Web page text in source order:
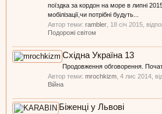
поїздка за кордон на море в липні
мобілізації,чи потрібні будуть...
Автор теми: rambler 18 січ 2015 ,
Подорожі світом
Східна Україна 13
Продовження обговорення.
Автор теми: mrochkizm 4 лис 2014 ,
Війна
Біженці у Львові